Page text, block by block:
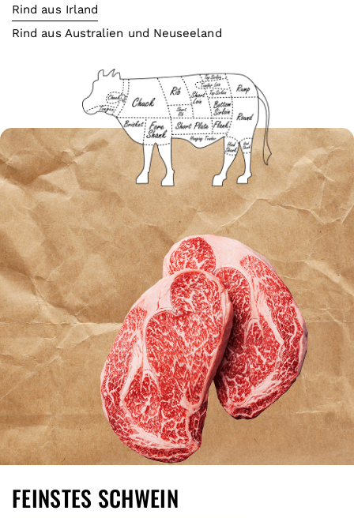
Rind aus Irland
Rind aus Australien und Neuseeland
FEINSTES SCHWEIN